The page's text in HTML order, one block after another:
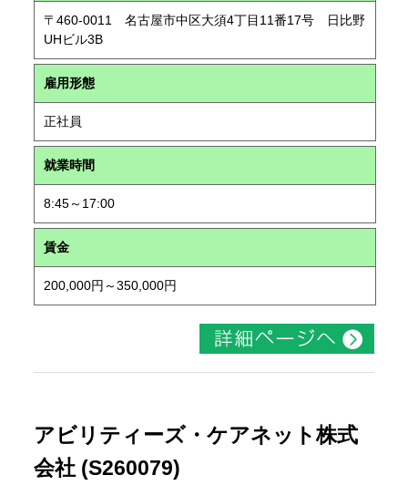
〒460-0011 名古屋市中区大須4丁目11番17号 日比野
UHビル3B
雇用形態
正社員
就業時間
8:45～17:00
賃金
200,000円～350,000円
アビリティーズ・ケアネット株式
会社 (S260079)